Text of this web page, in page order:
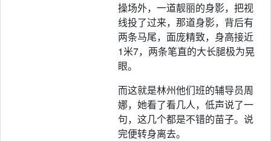
操场外，一道靓丽的身影，把视
线投了过来，那道身影，背后有
两条马尾，面庞精致，身高接近
1米7，两条笔直的大长腿极为晃
眼。
而这就是林州他们班的辅导员周
娜，她看了看几人，低声说了一
句，这几个都是不错的苗子。说
完便转身离去。